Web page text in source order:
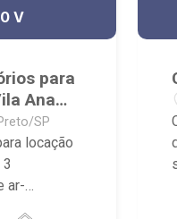
V
para
Ana
SP
locação
ar-